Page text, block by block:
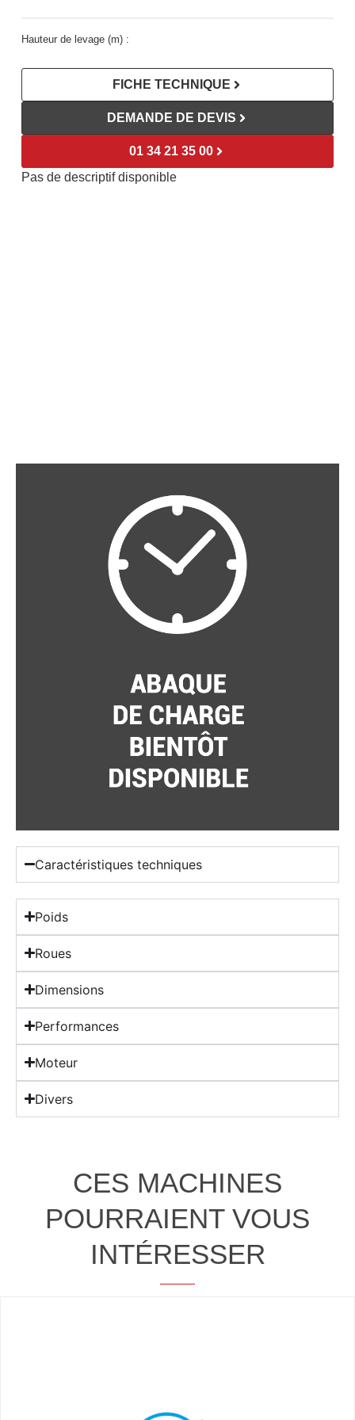
Hauteur de levage (m) :
FICHE TECHNIQUE
DEMANDE DE DEVIS
01 34 21 35 00
Pas de descriptif disponible
Caractéristiques techniques
Poids
Roues
Dimensions
Performances
Moteur
Divers
CES MACHINES
POURRAIENT VOUS
INTÉRESSER